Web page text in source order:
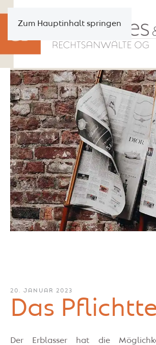
Zum Hauptinhalt springen
20. JANUAR 2023
Das
Der Erblasser hat die